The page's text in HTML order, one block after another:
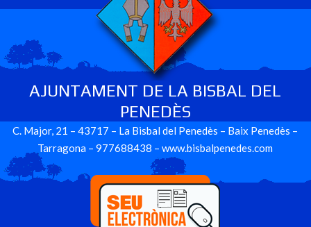
AJUNTAMENT DE LA BISBAL DEL
PENEDÈS
C. Major, 21 – 43717 – La Bisbal del Penedès – Baix Penedès –
Tarragona – 977688438 – www.bisbalpenedes.com